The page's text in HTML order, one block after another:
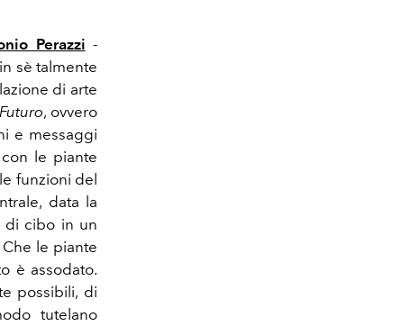
Perazzi -
sè talmente
di arte
, ovvero
e messaggi
le piante
funzioni del
data la
di cibo in un
le piante
è assodato.
possibili, di
tutelano